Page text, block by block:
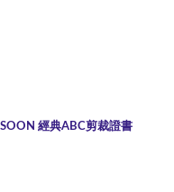
經典ABC剪裁證書